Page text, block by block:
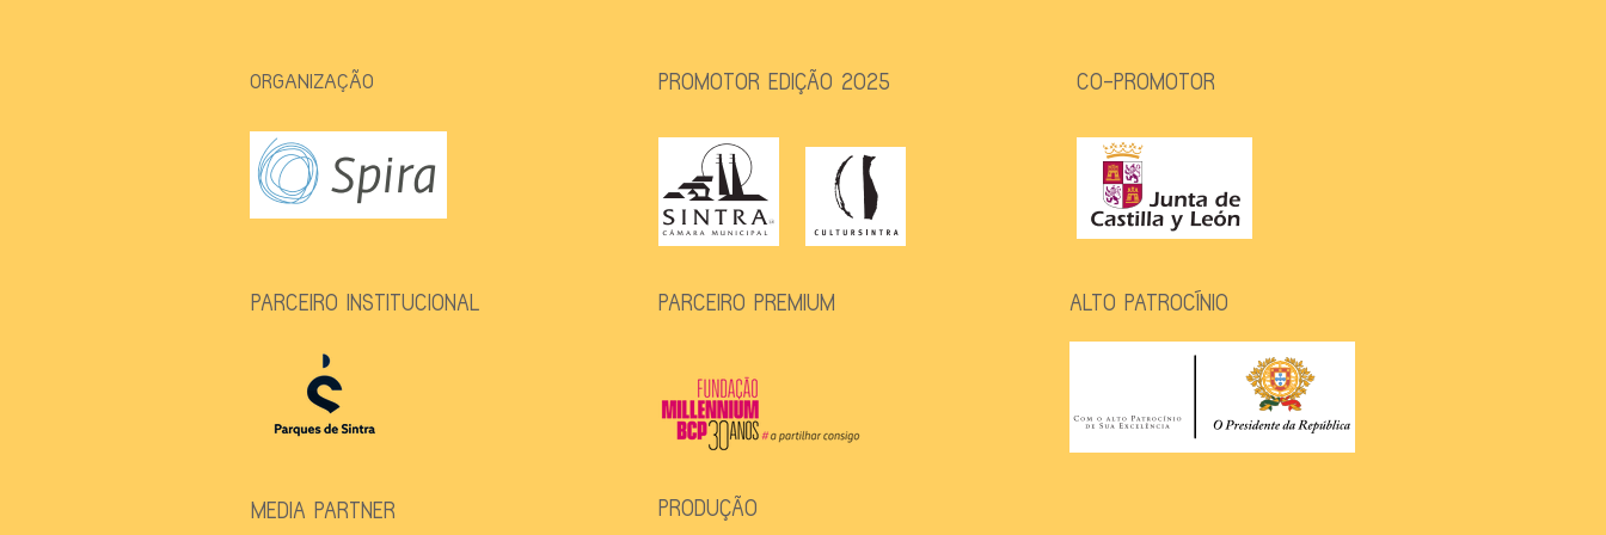
ORGANIZAÇÃO
PARCEIRO INSTITUCIONAL
PROMOTOR EDIÇÃO 2025
PARCEIRO PREMIUM
CO-PROMOTOR
ALTO PATROCÍNIO
MEDIA PARTNER PRODUÇÃO